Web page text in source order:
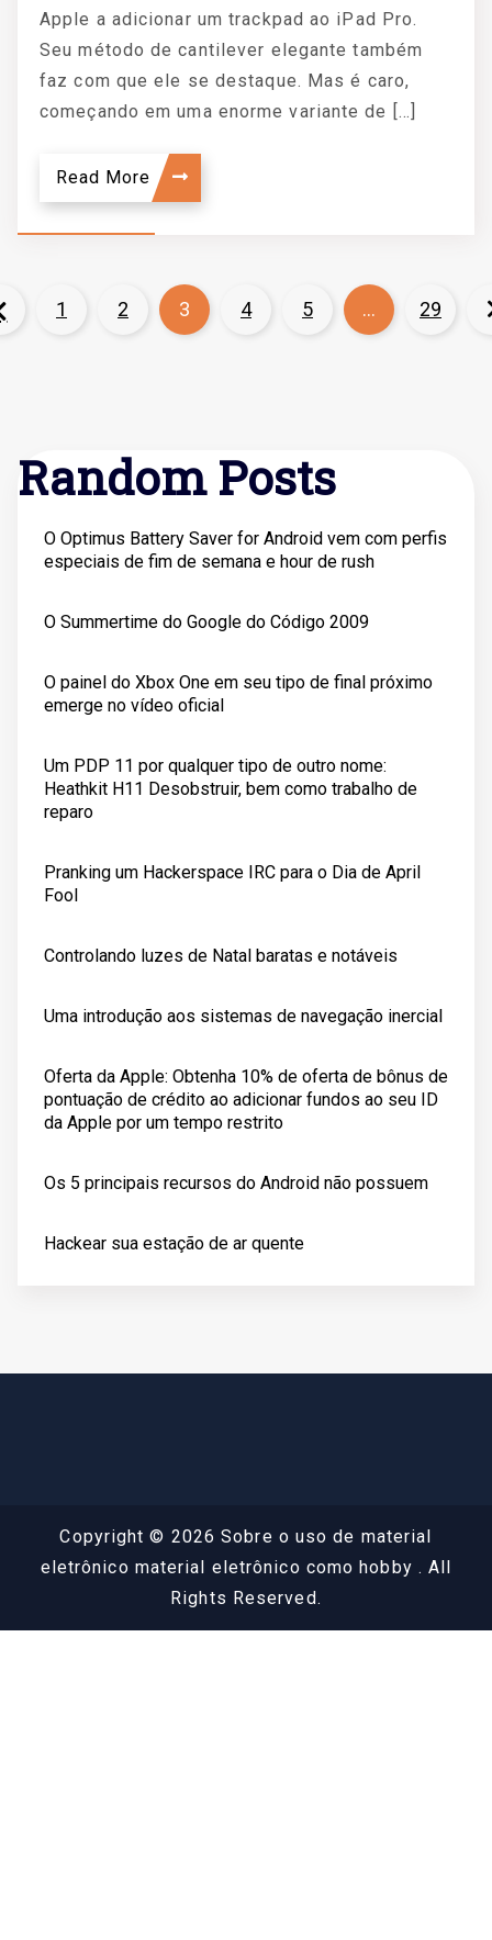
Apple a adicionar um trackpad ao iPad Pro.
Seu método de cantilever elegante também
faz com que ele se destaque. Mas é caro,
começando em uma enorme variante de […]
Read More
1 2 3 4 5 … 29
Random Posts
O Optimus Battery Saver for Android vem com perfis
especiais de fim de semana e hour de rush
O Summertime do Google do Código 2009
O painel do Xbox One em seu tipo de final próximo
emerge no vídeo oficial
Um PDP 11 por qualquer tipo de outro nome:
Heathkit H11 Desobstruir, bem como trabalho de
reparo
Pranking um Hackerspace IRC para o Dia de April
Fool
Controlando luzes de Natal baratas e notáveis ​​
Uma introdução aos sistemas de navegação inercial
Oferta da Apple: Obtenha 10% de oferta de bônus de
pontuação de crédito ao adicionar fundos ao seu ID
da Apple por um tempo restrito
Os 5 principais recursos do Android não possuem
Hackear sua estação de ar quente
Copyright © 2026 Sobre o uso de material
eletrônico material eletrônico como hobby . All
Rights Reserved.